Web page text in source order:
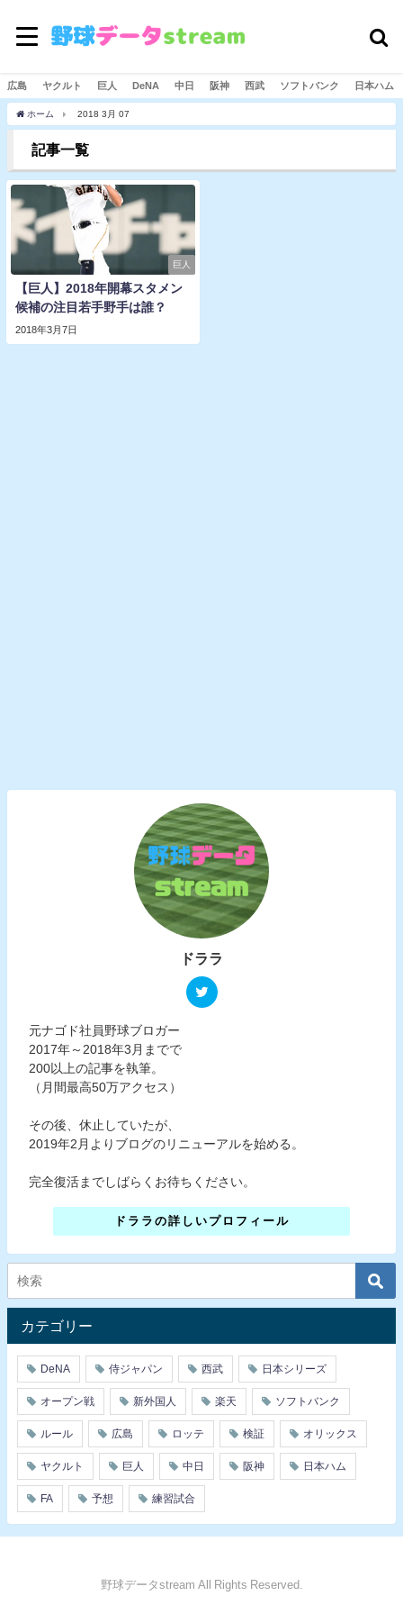
広島 ヤクルト 巨人 DeNA 中日 阪神 西武 ソフトバンク 日本ハム
ホーム 2018 3月 07
記事一覧
巨人
【巨人】2018年開幕スタメン
候補の注目若手野手は誰？
2018年3月7日
ドララ
元ナゴド社員野球ブロガー
2017年～2018年3月までで
200以上の記事を執筆。
（月間最高50万アクセス）
その後、休止していたが、
2019年2月よりブログのリニューアルを始める。
完全復活までしばらくお待ちください。
ドララの詳しいプロフィール
カテゴリー
DeNA 侍ジャパン 西武 日本シリーズ
オープン戦 新外国人 楽天 ソフトバンク
ルール 広島 ロッテ 検証 オリックス
ヤクルト 巨人 中日 阪神 日本ハム
FA 予想 練習試合
野球データstream All Rights Reserved.